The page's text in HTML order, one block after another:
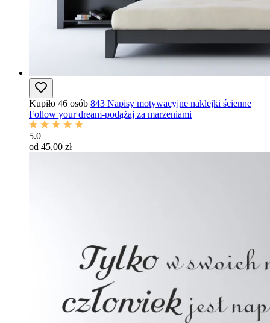
Kupiło 46 osób 843 Napisy motywacyjne naklejki ścienne
Follow your dream-podążaj za marzeniami
5.0
od 45,00 zł